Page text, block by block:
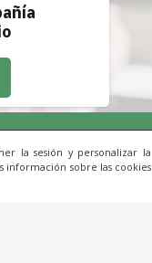
la sesión y personalizar la
información sobre las cookies